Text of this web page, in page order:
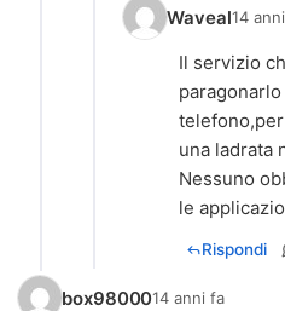
Waveal14
Il servizio
una ladrata
Nessuno
Rispondi
box9800014 anni fa